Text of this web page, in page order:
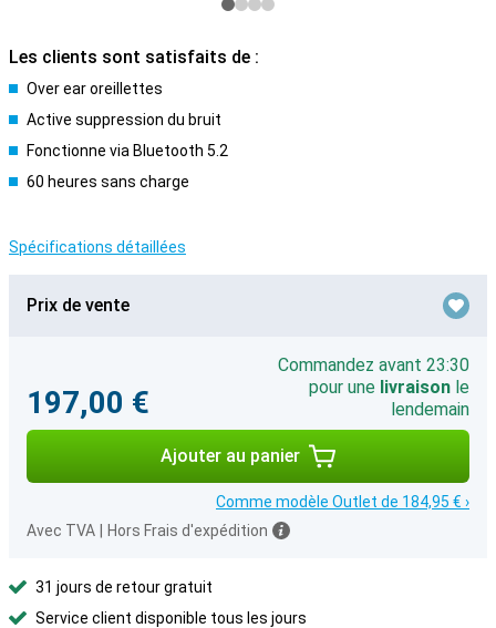
Les clients sont satisfaits de :
Over ear oreillettes
Active suppression du bruit
Fonctionne via Bluetooth 5.2
60 heures sans charge
Spécifications détaillées
Prix de vente
197,00 €
Commandez avant 23:30
pour une livraison le
lendemain
Ajouter au panier
Comme modèle Outlet de 184,95 € ›
Avec TVA
Hors Frais d'expédition
31 jours de retour gratuit
Service client disponible tous les jours